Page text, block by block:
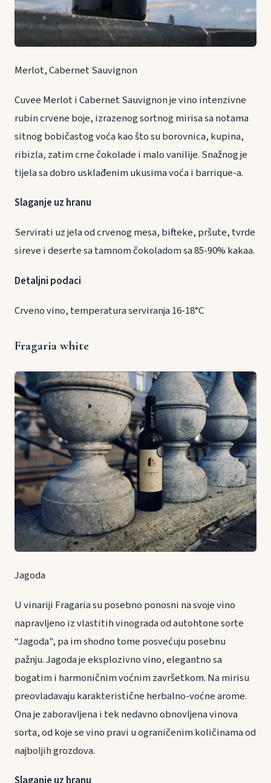
Merlot, Cabernet Sauvignon
Cuvee Merlot i Cabernet Sauvignon je vino intenzivne
rubin crvene boje, izrazenog sortnog mirisa sa notama
sitnog bobičastog voća kao što su borovnica, kupina,
ribizla, zatim crne čokolade i malo vanilije. Snažnog je
tijela sa dobro usklađenim ukusima voća i barrique-a.
Slaganje uz hranu
Servirati uz jela od crvenog mesa, bifteke, pršute, tvrde
sireve i deserte sa tamnom čokoladom sa 85-90% kakaa.
Detaljni podaci
Crveno vino, temperatura serviranja 16-18°C
Fragaria white
Jagoda
U vinariji Fragaria su posebno ponosni na svoje vino
napravljeno iz vlastitih vinograda od autohtone sorte
“Jagoda", pa im shodno tome posvećuju posebnu
pažnju. Jagoda je eksplozivno vino, elegantno sa
bogatim i harmoničnim voćnim završetkom. Na mirisu
preovladavaju karakteristične herbalno-voćne arome.
Ona je zaboravljena i tek nedavno obnovljena vinova
sorta, od koje se vino pravi u ograničenim količinama od
najboljih grozdova.